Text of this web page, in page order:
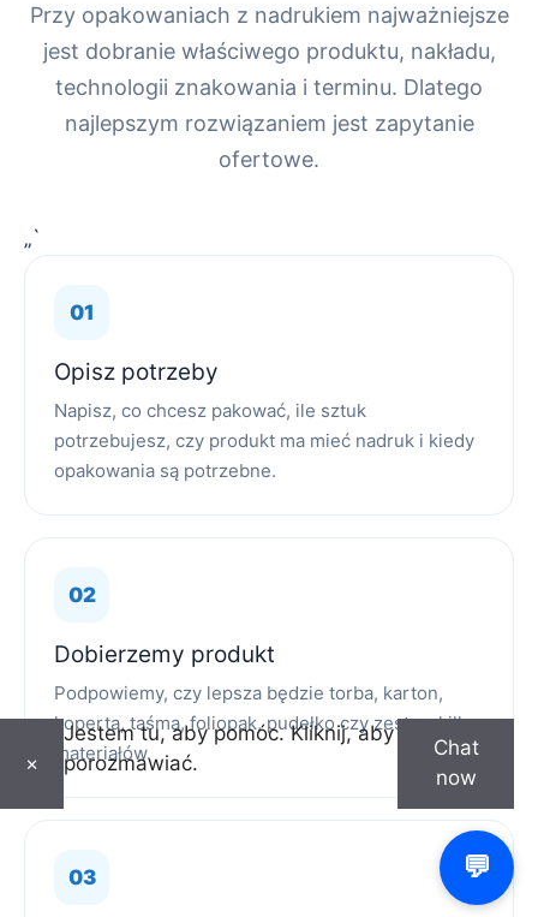
Przy opakowaniach z nadrukiem najważniejsze
jest dobranie właściwego produktu, nakładu,
technologii znakowania i terminu. Dlatego
najlepszym rozwiązaniem jest zapytanie
ofertowe.
„`
Opisz potrzeby
Napisz, co chcesz pakować, ile sztuk
potrzebujesz, czy produkt ma mieć nadruk i kiedy
opakowania są potrzebne.
Dobierzemy produkt
Podpowiemy, czy lepsza będzie torba, karton,
koperta, taśma, foliopak, pudełko czy zestaw kilku
materiałów.
×
Jestem tu, aby pomóc. Kliknij, aby
porozmawiać.
Chat
now